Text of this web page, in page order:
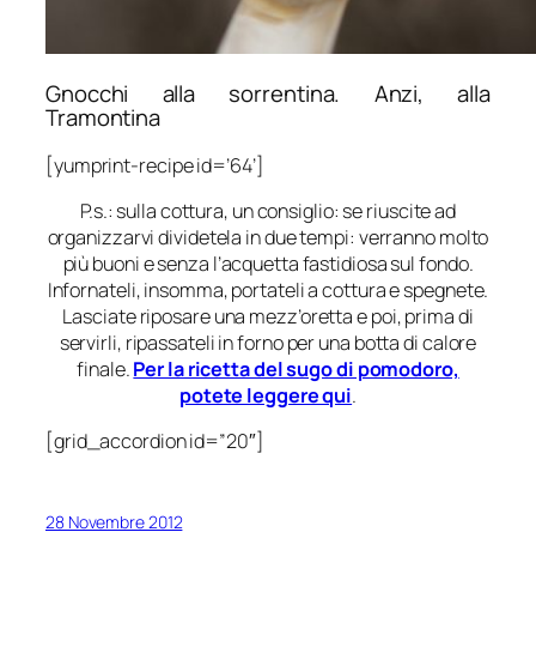
Gnocchi alla sorrentina. Anzi, alla
Tramontina
[yumprint-recipe id=’64’]
P.s.: sulla cottura, un consiglio: se riuscite ad
organizzarvi dividetela in due tempi: verranno molto
più buoni e senza l’acquetta fastidiosa sul fondo.
Infornateli, insomma, portateli a cottura e spegnete.
Lasciate riposare una mezz’oretta e poi, prima di
servirli, ripassateli in forno per una botta di calore
finale.Per la ricetta del sugo di pomodoro,
potete leggere qui.
[grid_accordion id=”20″]
28 Novembre 2012